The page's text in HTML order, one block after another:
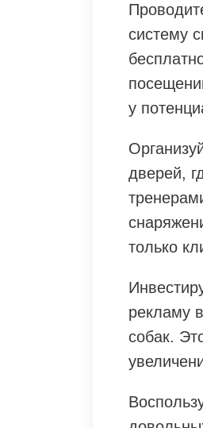
систему
у
дверей,
только
рекламу
собак.